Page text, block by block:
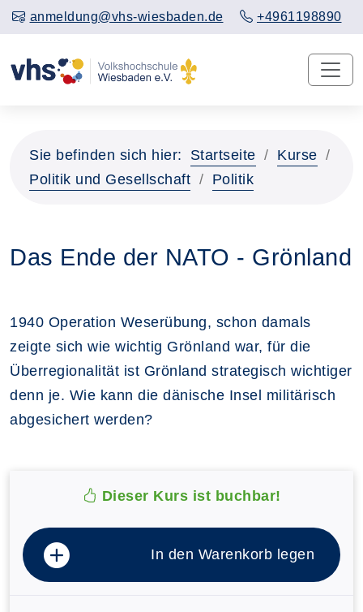
anmeldung@vhs-wiesbaden.de +4961198890
Sie befinden sich hier: Startseite
Kurse
Politik und Gesellschaft
Politik
Das Ende der NATO - Grönland
1940 Operation Weserübung, schon damals
zeigte sich wie wichtig Grönland war, für die
Überregionalität ist Grönland strategisch wichtiger
denn je. Wie kann die dänische Insel militärisch
abgesichert werden?
Dieser Kurs ist buchbar!
In den Warenkorb legen